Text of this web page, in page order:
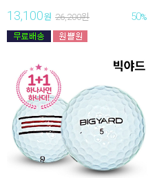
13,100원 26,200원 50%